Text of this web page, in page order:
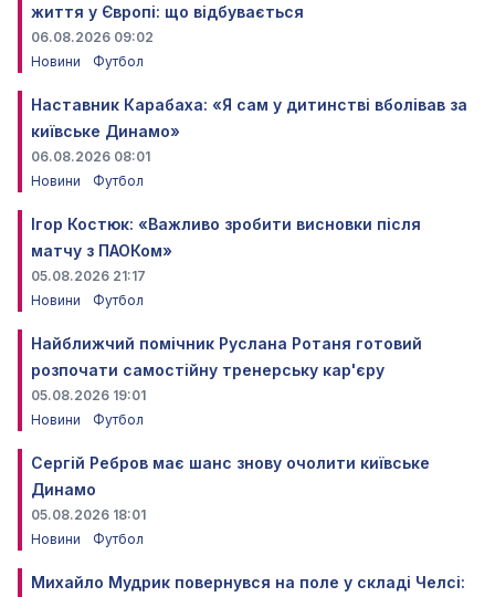
життя у Європі: що відбувається
06.08.2026 09:02
Новини
Футбол
Наставник Карабаха: «Я сам у дитинстві вболівав за
київське Динамо»
06.08.2026 08:01
Новини
Футбол
Ігор Костюк: «Важливо зробити висновки після
матчу з ПАОКом»
05.08.2026 21:17
Новини
Футбол
Найближчий помічник Руслана Ротаня готовий
розпочати самостійну тренерську кар'єру
05.08.2026 19:01
Новини
Футбол
Сергій Ребров має шанс знову очолити київське
Динамо
05.08.2026 18:01
Новини
Футбол
Михайло Мудрик повернувся на поле у складі Челсі: